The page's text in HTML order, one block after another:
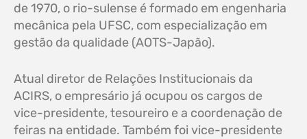
de 1970, o rio-sulense é formado em engenharia
mecânica pela UFSC, com especialização em
gestão da qualidade (AOTS-Japão).
Atual diretor de Relações Institucionais da
ACIRS, o empresário já ocupou os cargos de
vice-presidente, tesoureiro e a coordenação de
feiras na entidade. Também foi vice-presidente